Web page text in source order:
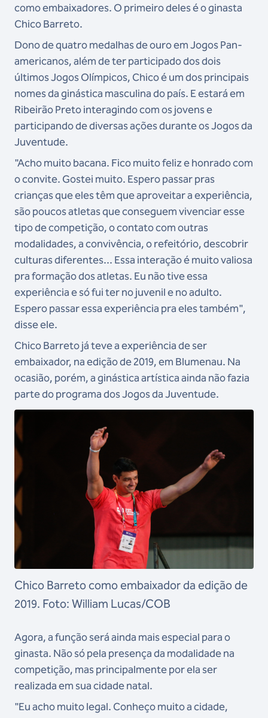
como embaixadores. O primeiro deles é o ginasta
Chico Barreto.
Dono de quatro medalhas de ouro em Jogos Pan-
americanos, além de ter participado dos dois
últimos Jogos Olímpicos, Chico é um dos principais
nomes da ginástica masculina do país. E estará em
Ribeirão Preto interagindo com os jovens e
participando de diversas ações durante os Jogos da
Juventude.
"Acho muito bacana. Fico muito feliz e honrado com
o convite. Gostei muito. Espero passar pras
crianças que eles têm que aproveitar a experiência,
são poucos atletas que conseguem vivenciar esse
tipo de competição, o contato com outras
modalidades, a convivência, o refeitório, descobrir
culturas diferentes... Essa interação é muito valiosa
pra formação dos atletas. Eu não tive essa
experiência e só fui ter no juvenil e no adulto.
Espero passar essa experiência pra eles também",
disse ele.
Chico Barreto já teve a experiência de ser
embaixador, na edição de 2019, em Blumenau. Na
ocasião, porém, a ginástica artística ainda não fazia
parte do programa dos Jogos da Juventude.
Chico Barreto como embaixador da edição de
2019. Foto: William Lucas/COB
Agora, a função será ainda mais especial para o
ginasta. Não só pela presença da modalidade na
competição, mas principalmente por ela ser
realizada em sua cidade natal.
"Eu acho muito legal. Conheço muito a cidade,